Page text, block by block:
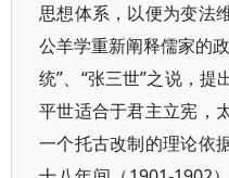
思想体系，以便为变法
公羊学重新阐释儒家的
统”、“张三世”之说，
平世适合于君主立宪，
一个托古改制的理论依